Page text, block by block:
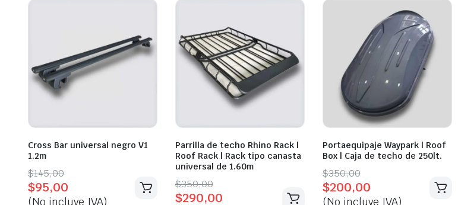
Cross Bar universal negro V1
1.2m
$145,00
Original
price
$95,00
Current
price
(No incluye IVA)
Parrilla de techo Rhino Rack |
Roof Rack | Rack tipo canasta
universal de 1.60m
$350,00
Original
price
$290,00
Current
price
Portaequipaje Waypark | Roof
Box | Caja de techo de 250lt.
$350,00
Original
price
$200,00
Current
price
(No incluye IVA)